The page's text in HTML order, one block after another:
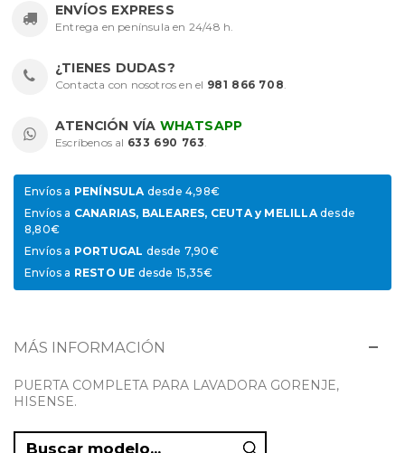
ENVÍOS EXPRESS
Entrega en península en 24/48 h.
¿TIENES DUDAS?
Contacta con nosotros en el 981 866 708
ATENCIÓN VÍA WHATSAPP
Escríbenos al 633 690 763
Envíos a PENÍNSULA desde 4,98€
Envíos a CANARIAS, BALEARES, CEUTA y MELILLAdesde
8,80€
Envíos a PORTUGAL desde 7,90€
Envíos a RESTO UE desde 15,35€
MÁS INFORMACIÓN
PUERTA COMPLETA PARA LAVADORA GORENJE,
HISENSE.